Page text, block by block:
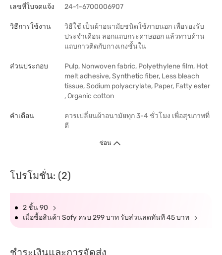
เลขที่ใบจดแจ้ง 24-1-6700006907
วิธีการใช้งาน
วิธีใช้ เป็นผ้าอนามัยชนิดใช้ภายนอก เพื่อรองรับ
ประจำเดือน ลอกแถบกระดาษออก แล้วทาบด้าน
แถบกาวติดกับกางเกงชั้นใน
ส่วนประกอบ
Pulp, Nonwoven fabric, Polyethylene film, Hot
melt adhesive, Synthetic fiber, Less bleach
tissue, Sodium polyacrylate, Paper, Fatty ester
, Organic cotton
คำเตือน
ควรเปลี่ยนผ้าอนามัยทุก 3-4 ชั่วโมง เพื่อสุขภาพที่
ดี
ซ่อน
โปรโมชั่น: (2)
2 ชิ้น 90
เมื่อซื้อสินค้า Sofy ครบ 299 บาท รับส่วนลดทันที 45 บาท
ชำระเงินและการจัดส่ง